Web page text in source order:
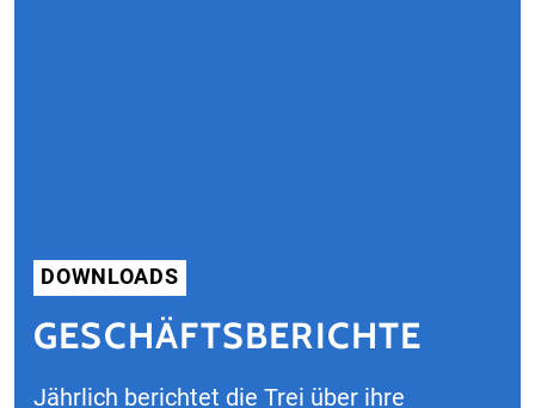
DOWNLOADS
GESCHÄFTSBERICHTE
Jährlich berichtet die Trei über ihre